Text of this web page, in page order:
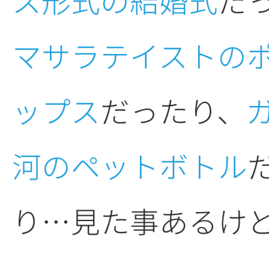
マサラテイストの
ップスだったり、
河のペットボトル
り…見た事あるけ